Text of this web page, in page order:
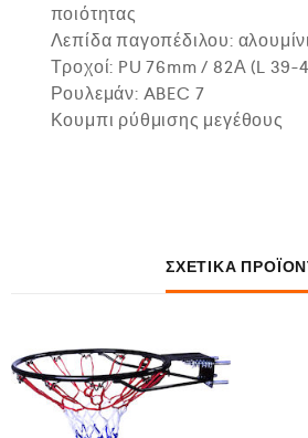
ποιότητας
Λεπίδα παγοπέδιλου:
Τροχοί: PU 76mm / 82Α (L 39-
Ρουλεμάν: ABEC 7
Κουμπι ρύθμισης μεγέθους
ΣΧΕΤΙΚΆ